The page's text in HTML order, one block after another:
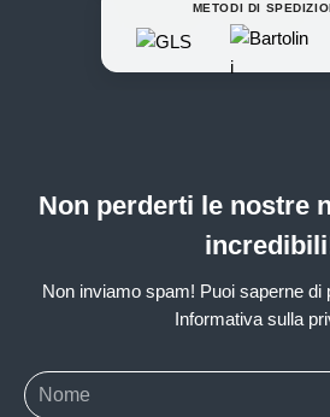
METODI DI
Non perderti le nostre
Non inviamo spam! Puoi saperne di
Informativa sulla